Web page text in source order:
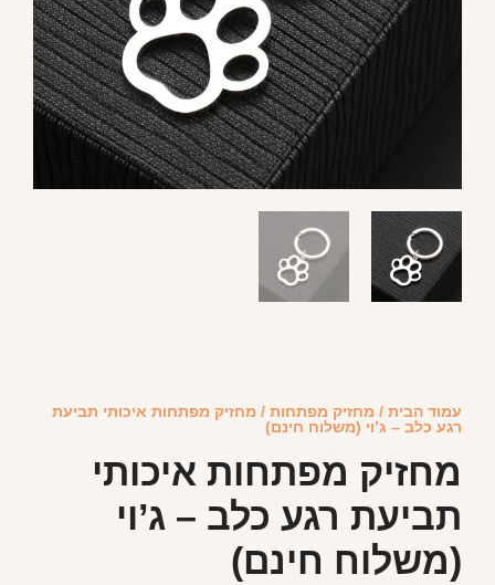
עמוד הבית / מחזיק מפתחות / מחזיק מפתחות איכותי תביעת
רגע כלב – ג’וי (משלוח חינם)
מחזיק מפתחות איכותי
תביעת רגע כלב – ג’וי
(משלוח חינם)